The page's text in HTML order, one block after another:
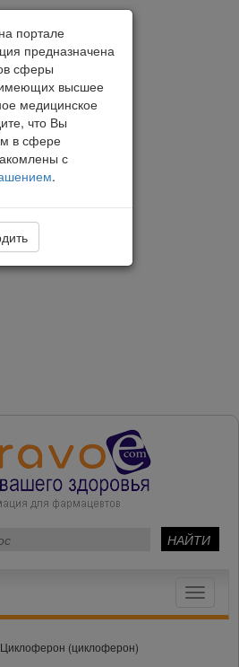
Toggle
Циклоферон (циклоферон)
портале
предназначена
сферы
высшее
медицинское
что Вы
в сфере
с
.